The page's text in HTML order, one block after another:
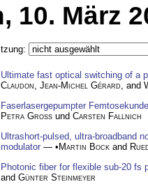
10. März
Ultimate fast optical switching of a
Claudon Jean-Michel Gérard , and
Faserlasergepumpter
Petra Groß und Carsten Fallnich
Ultrashort-pulsed, ultra-broadband
modulator — •Martin Bock and
Photonic fiber for flexible sub-20 fs
and Günter Steinmeyer